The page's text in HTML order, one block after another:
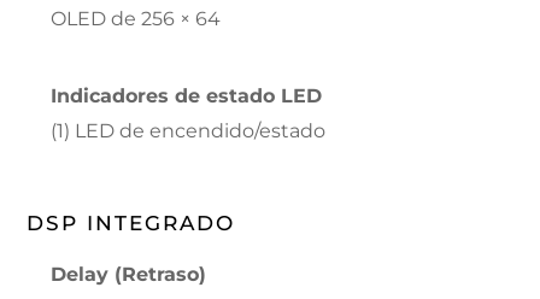
OLED de 256 × 64
Indicadores de estado LED
(1) LED de encendido/estado
DSP INTEGRADO
Delay (Retraso)